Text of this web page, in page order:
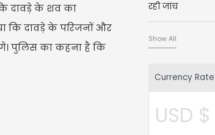
दावड़े के शव का
कि दावड़े के परिजनों और
पुलिस का कहना है कि
रही जांच
Show All
Currency Rate
CAD $